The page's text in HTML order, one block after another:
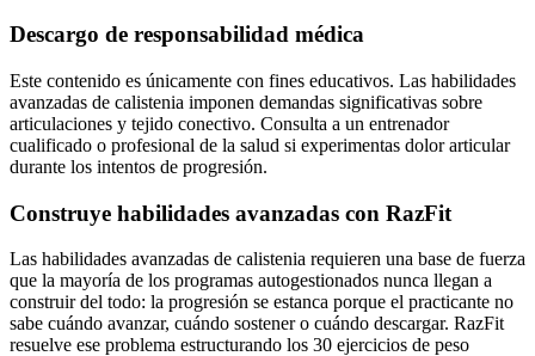
Descargo de responsabilidad médica
Este contenido es únicamente con fines educativos. Las habilidades
avanzadas de calistenia imponen demandas significativas sobre
articulaciones y tejido conectivo. Consulta a un entrenador
cualificado o profesional de la salud si experimentas dolor articular
durante los intentos de progresión.
Construye habilidades avanzadas con RazFit
Las habilidades avanzadas de calistenia requieren una base de fuerza
que la mayoría de los programas autogestionados nunca llegan a
construir del todo: la progresión se estanca porque el practicante no
sabe cuándo avanzar, cuándo sostener o cuándo descargar. RazFit
resuelve ese problema estructurando los 30 ejercicios de peso